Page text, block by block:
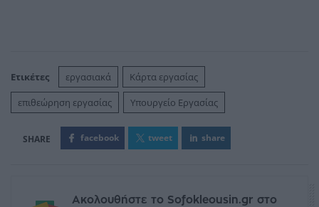
Ετικέτες εργασιακά
Κάρτα εργασίας
επιθεώρηση εργασίας
Υπουργείο Εργασίας
facebook tweet share
Ακολουθήστε το Sofokleousin.gr στο